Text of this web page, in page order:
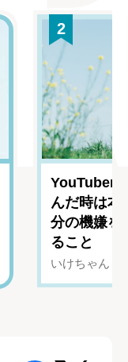
2
YouTuber
んだ時は
分の機嫌を
ること
いけちゃん（